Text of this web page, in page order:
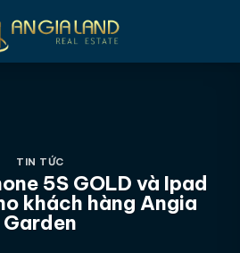
TIN TỨC
5S GOLD và Ipad
khách hàng Angia
Garden